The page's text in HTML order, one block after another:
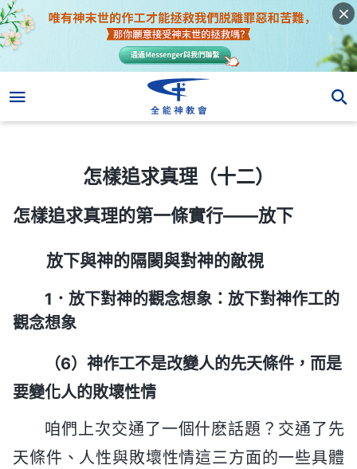
怎樣追求真理（十二）
怎樣追求真理的第一條實行——放下
放下與神的隔閡與對神的敵視
1．放下對神的觀念想象：放下對神作工的
觀念想象
（6）神作工不是改變人的先天條件，而是
要變化人的敗壞性情
咱們上次交通了一個什麽話題？交通了先
天條件、人性與敗壞性情這三方面的一些具體